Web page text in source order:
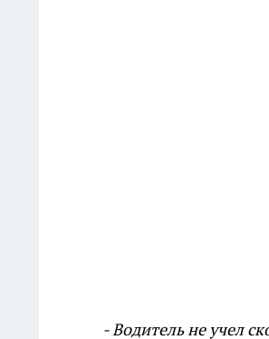
- Водитель не учел